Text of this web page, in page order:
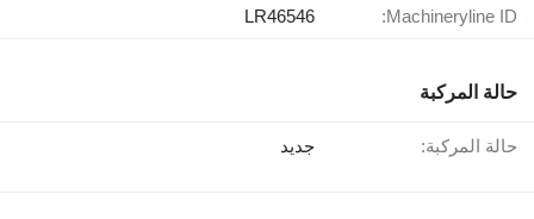
Machineryline ID:
LR46546
حالة المركبة
حالة المركبة: جديد